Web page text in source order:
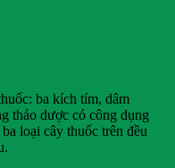
ba kích tím, dâm
thảo dược có công dụng
loại cây thuốc trên đều